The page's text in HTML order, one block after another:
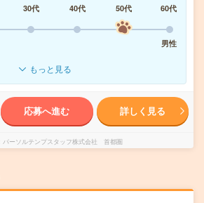
30代 40代 50代
60代
男性
もっと見る
応募へ進む 詳しく見る
パーソルテンプスタッフ株式会社 首都圏